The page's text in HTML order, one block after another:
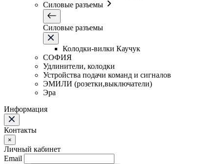
Силовые разъемы
Силовые разъемы
Колодки-вилки Каучук
СОФИЯ
Удлинители, колодки
Устройства подачи команд и сигналов
ЭМИЛИ (розетки,выключатели)
Эра
Информация
Контакты
×
Личный кабинет
Email